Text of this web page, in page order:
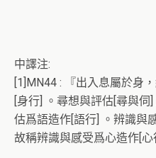
中譯注:
[1]MN44 : 『出入息屬於身
[身行] 。尋想與評估[尋與
估爲語造作[語行] 。辨識與
故稱辨識與感受爲心造作[心